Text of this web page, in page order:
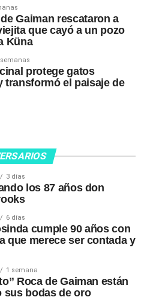
Gaiman rescataron a
que cayó a un pozo
Küna
protege gatos
transformó el paisaje de
3 días
los 87 años don
6 días
cumple 90 años con
que merece ser contada y
1 semana
Roca de Gaiman están
sus bodas de oro